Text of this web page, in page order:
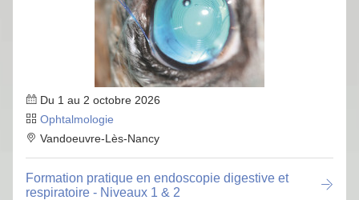
Du 1 au 2 octobre 2026
Ophtalmologie
Vandoeuvre-Lès-Nancy
Formation pratique en endoscopie digestive et
respiratoire - Niveaux 1 & 2